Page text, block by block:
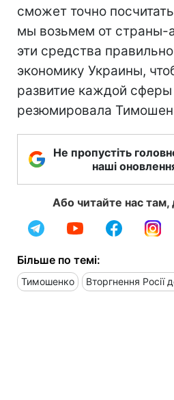
сможет точно
мы возьмем от страны-
эти средства
экономику Украины,
развитие каждой
резюмировала
Не пропустіть
наші
Або читайте нас там,
Більше по темі:
Тимошенко Вторгнення Росії